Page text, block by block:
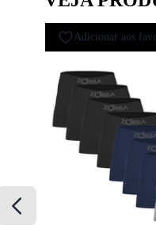
Adicionar aos